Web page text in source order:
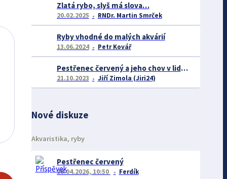
Zlatá rybo, slyš má slova…
20.02.2025 RNDr. Martin Smrček
Ryby vhodné do malých akvárií
13.06.2024 Petr Kovář
Pestřenec červený a jeho chov v lidské péči
21.10.2023 Jiří Zimola (Jiri24)
Nové diskuze
Akvaristika, ryby
Pestřenec červený
28.04.2026, 10:50 Ferdík